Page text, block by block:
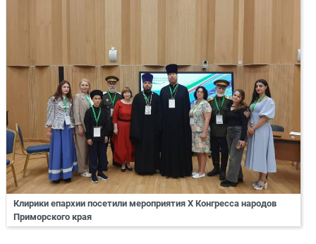
Клирики епархии посетили мероприятия X Конгресса народов
Приморского края